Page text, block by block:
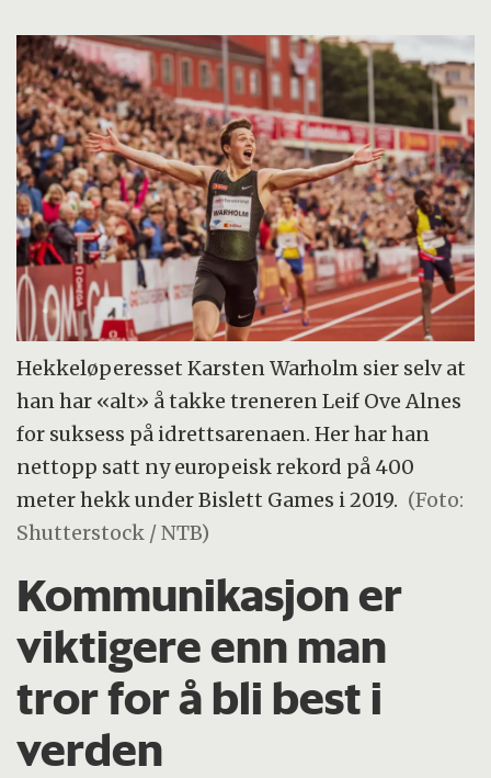
Hekkeløperesset Karsten Warholm sier selv at
han har «alt» å takke treneren Leif Ove Alnes
for suksess på idrettsarenaen. Her har han
nettopp satt ny europeisk rekord på 400
meter hekk under Bislett Games i 2019. (Foto:
Shutterstock / NTB)
Kommunikasjon er
viktigere enn man
tror for å bli best i
verden